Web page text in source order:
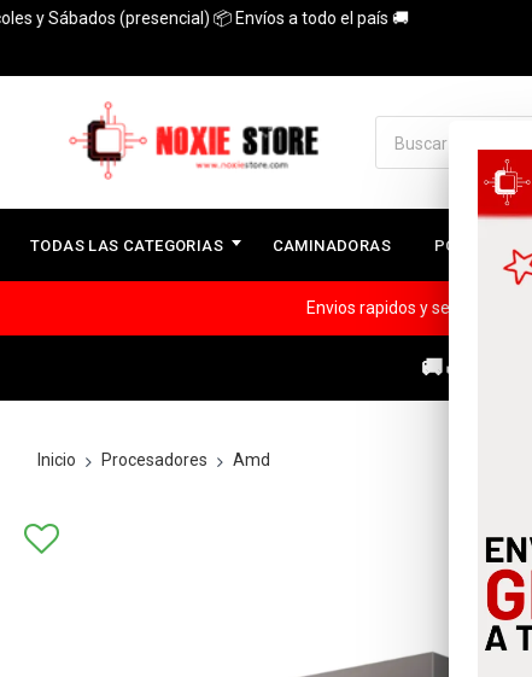
(presencial) 📦 Envíos a todo el país 🚚 🔥3
TODAS LAS CATEGORIAS CAMINADORAS PC ARMADAS
Envios rapidos y seguros a
Inicio Procesadores Amd